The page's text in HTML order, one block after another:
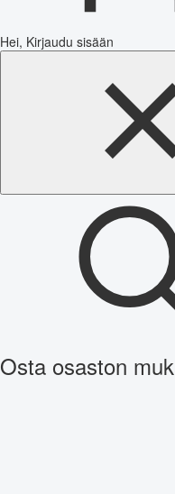
Hei, Kirjaudu sisään
Osta osaston